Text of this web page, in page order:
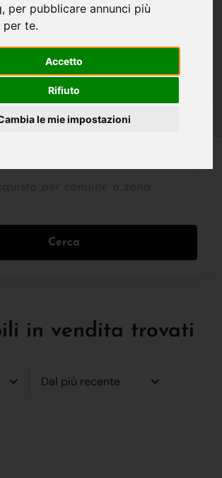
, per pubblicare annunci più
per te.
Accetto
Rifiuto
le mie impostazioni
Cerca
in vendita trovati
Dal più recente